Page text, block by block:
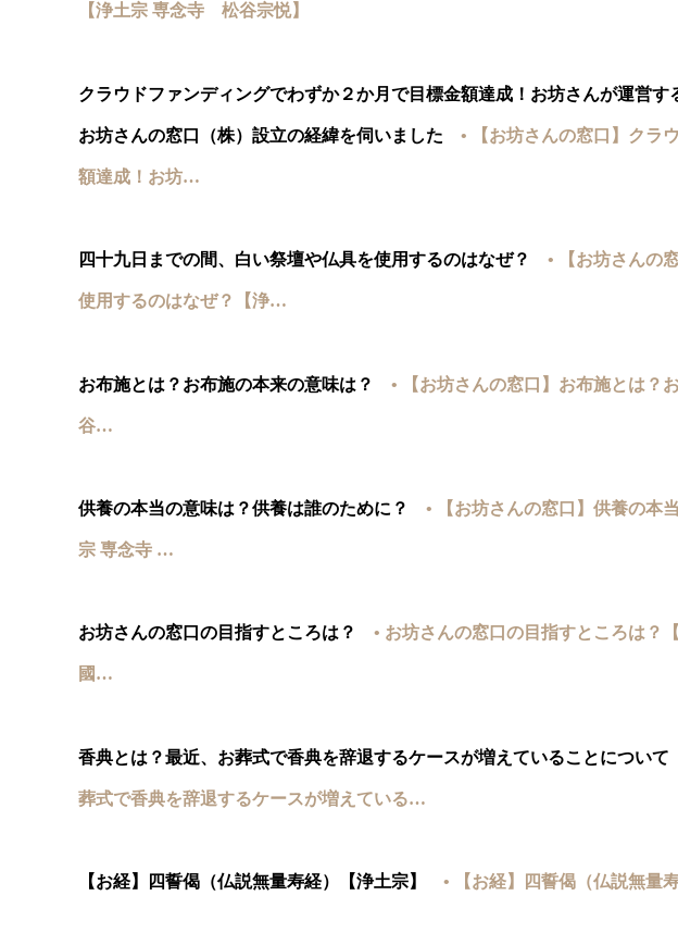
【浄土宗 専念寺 松谷宗悦】
クラウドファンディングでわずか２か月で目標金額達成！お坊さんが運営
お坊さんの窓口（株）設立の経緯を伺いました • 【お坊さんの窓口】クラ
額達成！お坊…
四十九日までの間、白い祭壇や仏具を使用するのはなぜ？ • 【お坊さんの
使用するのはなぜ？【浄…
お布施とは？お布施の本来の意味は？ • 【お坊さんの窓口】お布施とは？
谷…
供養の本当の意味は？供養は誰のために？ • 【お坊さんの窓口】供養の本
宗 専念寺 …
お坊さんの窓口の目指すところは？ • お坊さんの窓口の目指すところは？
國…
香典とは？最近、お葬式で香典を辞退するケースが増えていることについて
葬式で香典を辞退するケースが増えている…
【お経】四誓偈（仏説無量寿経）【浄土宗】 • 【お経】四誓偈（仏説無量